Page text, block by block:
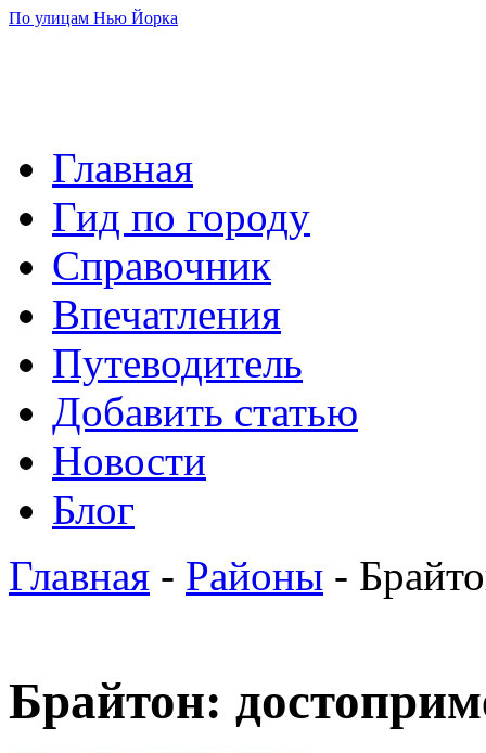
По улицам Нью Йорка
Главная
Гид по городу
Справочник
Впечатления
Путеводитель
Добавить статью
Новости
Блог
Главная - Районы -
Брайтон: